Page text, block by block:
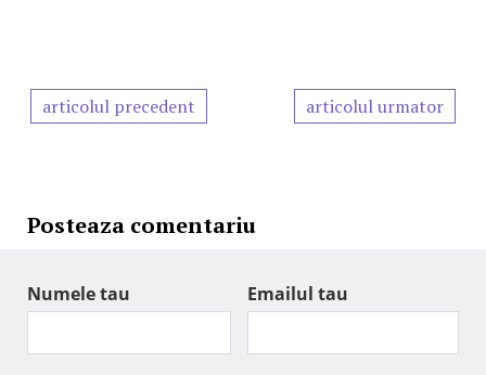
articolul precedent articolul urmator
Posteaza comentariu
Numele tau Emailul tau